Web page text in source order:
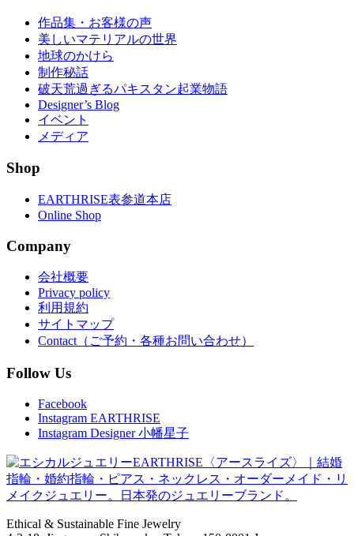
作品集・お客様の声
美しいマテリアルの世界
地球のかけら
制作秘話
破天荒過ぎるパキスタン起業物語
Designer’s Blog
イベント
メディア
Shop
EARTHRISE表参道本店
Online Shop
Company
会社概要
Privacy policy
利用規約
サイトマップ
Contact（ご予約・各種お問い合わせ）
Follow Us
Facebook
Instagram EARTHRISE
Instagram Designer 小幡星子
Ethical & Sustainable Fine Jewelry